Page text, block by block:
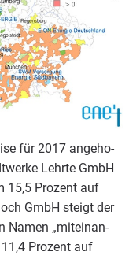
für2017 ange­ho­
Lehr­te GmbH
15,5 Pro­zent auf
GmbH steigt der
Namen „mit­ein­an­
11 ,4 Pro­zent auf